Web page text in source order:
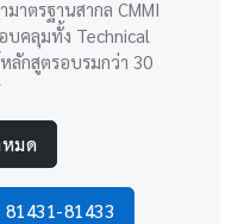
าตรฐานสากล CMMI
อบคลุมทั้ง Technical
ลักสูตรอบรมกว่า 30
หมด
81433